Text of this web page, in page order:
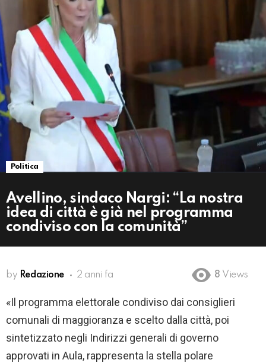
Politica
Avellino, sindaco Nargi: “La nostra
idea di città è già nel programma
condiviso con la comunità”
by Redazione 2 anni fa 8 Views
«Il programma elettorale condiviso dai consiglieri
comunali di maggioranza e scelto dalla città, poi
sintetizzato negli Indirizzi generali di governo
approvati in Aula, rappresenta la stella polare